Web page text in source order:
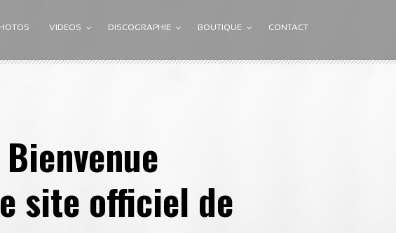
VIDEOS DISCOGRAPHIE BOUTIQUE CONTACT
Bienvenue
site officiel de